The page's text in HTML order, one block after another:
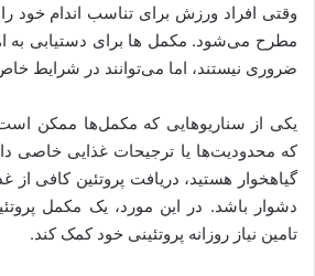
وقتی افراد ورزش برای تناسب اندام خود
مطرح می‌شود. مکمل ها برای دستیابی به
ضروری نیستند، اما می‌توانند در شرایط
یکی از سناریوهایی که مکمل‌ها ممکن
که محدودیت‌ها یا ترجیحات غذایی خاصی
گیاهخوار هستید، دریافت پروتئین کافی
دشوار باشد. در این مورد، یک مکمل
تامین نیاز روزانه پروتئینی خود کمک کند.